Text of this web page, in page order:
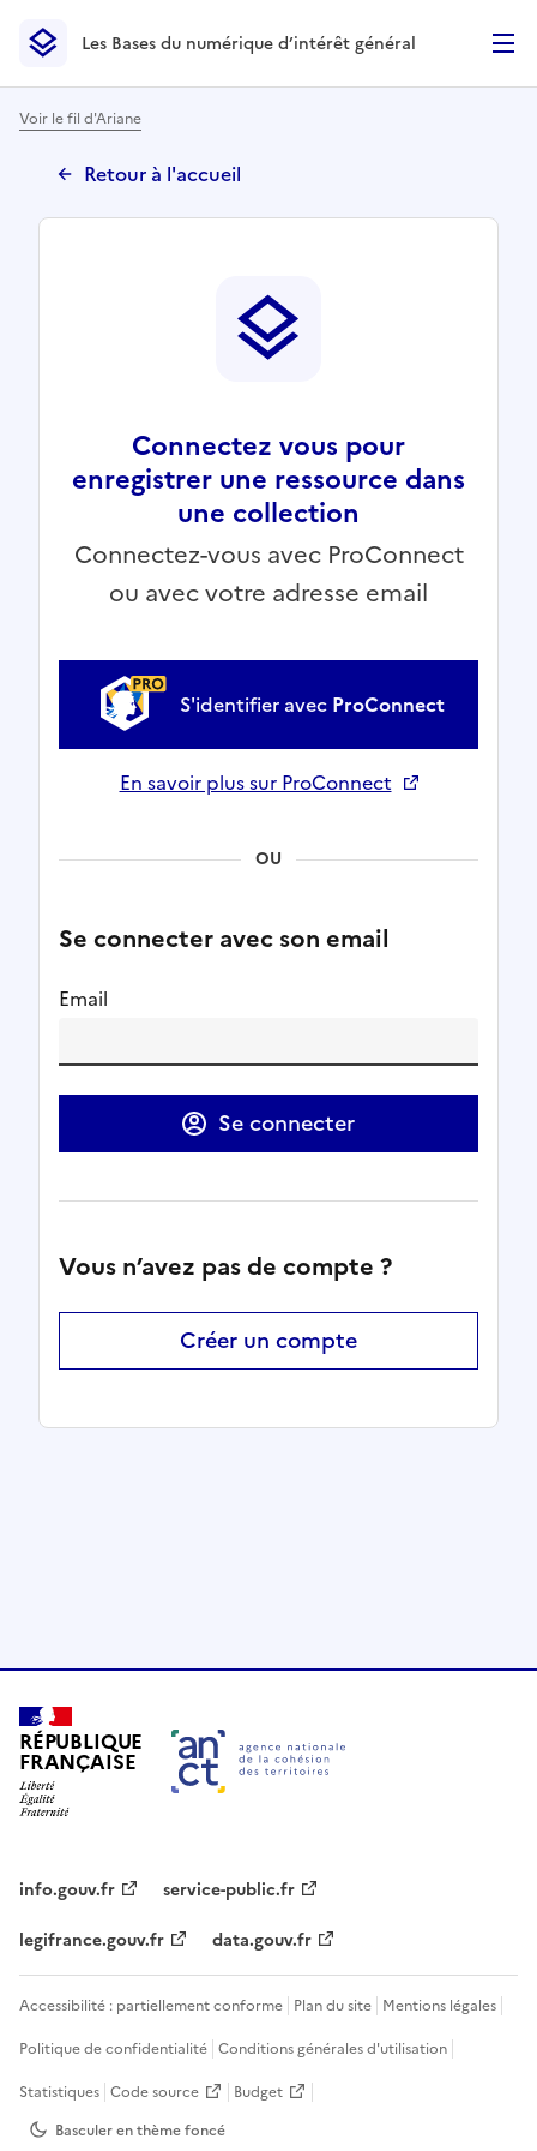
Les Bases du numérique d’intérêt général- Retour à la
Les Bases du numérique d’intérêt général
Voir le fil d'Ariane
Retour à l'accueil
Connectez vous pour
enregistrer une ressource dans
une collection
Connectez-vous avec ProConnect
ou avec votre adresse email
S'identifier avec ProConnect
En savoir plus sur ProConnect
OU
Se connecter avec son email
Email
Se connecter
Vous n’avez pas de compte ?
Créer un compte
RÉPUBLIQUE
FRANÇAISE
info.gouv.fr
service-public.fr
legifrance.gouv.fr
data.gouv.fr
Accessibilité : partiellement conforme Plan du site Mentions légales
Politique de confidentialité Conditions générales d'utilisation
Statistiques Code source
Budget
Basculer en thèmefoncé